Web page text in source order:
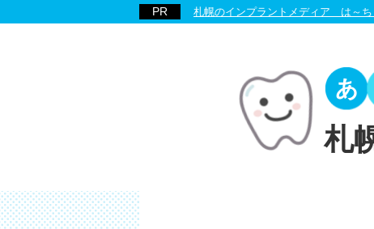
札幌のインプラントメディア は～ち
札